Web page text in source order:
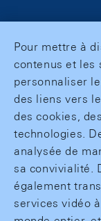
Pour mettre à
contenus et les
personnaliser
des liens vers
des cookies,
technologies.
analysée de
sa convivialité.
également
services vidéo